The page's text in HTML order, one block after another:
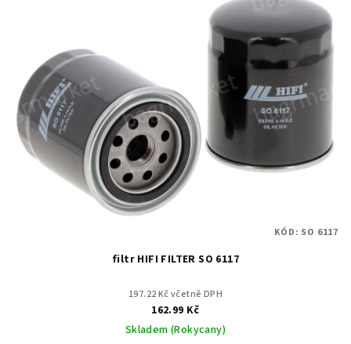
filtr HIFI FILTER SO 6117
197.22 Kč včetně DPH
162.99 Kč
Skladem (Rokycany)
KÓD: SO 6117